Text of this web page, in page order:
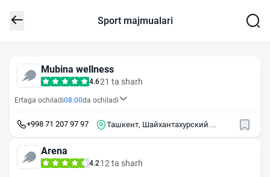
Sport majmualari
Mubina wellness
4.621 ta sharh
Ertaga ochiladi08:00da ochiladi
+998 71 207 97 97
Ташкент, Шайхантахурский
Arena
4.2 12 ta sharh